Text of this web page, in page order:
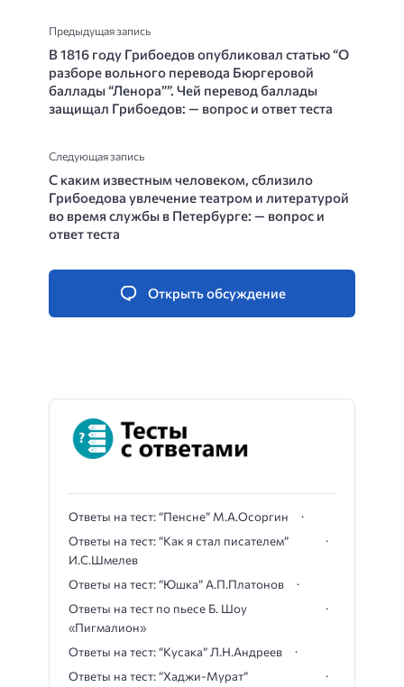
Предыдущая запись
В 1816 году Грибоедов опубликовал статью “О
разборе вольного перевода Бюргеровой
баллады “Ленора””. Чей перевод баллады
защищал Грибоедов: — вопрос и ответ теста
Следующая запись
С каким известным человеком, сблизило
Грибоедова увлечение театром и литературой
во время службы в Петербурге: — вопрос и
ответ теста
Открыть обсуждение
Ответы на тест: “Пенсне” М.А.Осоргин
Ответы на тест: “Как я стал писателем”
И.С.Шмелев
Ответы на тест: “Юшка” А.П.Платонов
Ответы на тест по пьесе Б. Шоу
«Пигмалион»
Ответы на тест: “Кусака” Л.Н.Андреев
Ответы на тест: “Хаджи-Мурат”